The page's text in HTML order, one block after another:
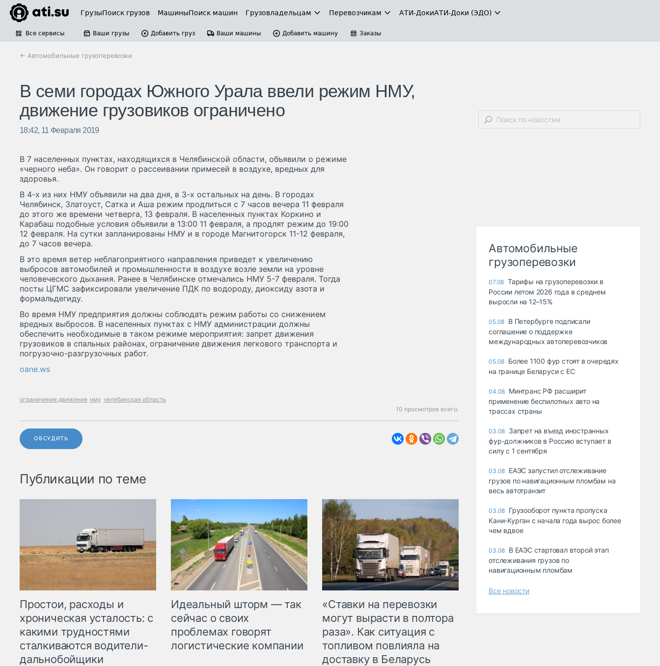
ГрузыПоиск грузов МашиныПоиск машин Грузовладельцам Перевозчикам АТИ-ДокиАТИ-Доки (ЭДО)
Все сервисы Ваши грузы Добавить груз Ваши машины Добавить машину Заказы
← Автомобильные грузоперевозки
В семи городах Южного Урала ввели режим НМУ,
движение грузовиков ограничено
18:42, 11 Февраля 2019
В 7 населенных пунктах, находящихся в Челябинской области, объявили о режиме
«черного неба». Он говорит о рассеивании примесей в воздухе, вредных для
здоровья.
В 4-х из них НМУ объявили на два дня, в 3-х остальных на день. В городах
Челябинск, Златоуст, Сатка и Аша режим продлиться с 7 часов вечера 11 февраля
до этого же времени четверга, 13 февраля. В населенных пунктах Коркино и
Карабаш подобные условия объявили в 13:00 11 февраля, а продлят режим до 19:00
12 февраля. На сутки запланированы НМУ и в городе Магнитогорск 11-12 февраля,
до 7 часов вечера.
В это время ветер неблагоприятного направления приведет к увеличению
выбросов автомобилей и промышленности в воздухе возле земли на уровне
человеческого дыхания. Ранее в Челябинске отмечались НМУ 5-7 февраля. Тогда
посты ЦГМС зафиксировали увеличение ПДК по водороду, диоксиду азота и
формальдегиду.
Во время НМУ предприятия должны соблюдать режим работы со снижением
вредных выбросов. В населенных пунктах с НМУ администрации должны
обеспечить необходимые в таком режиме мероприятия: запрет движения
грузовиков в спальных районах, ограничение движения легкового транспорта и
погрузочно-разгрузочных работ.
oane.ws
ограничение движения нму челябинская область
10 просмотров всего.
ОБСУДИТЬ
Публикации по теме
Простои, расходы и
хроническая усталость: с
какими трудностями
сталкиваются водители-
дальнобойщики
Идеальный шторм — так
сейчас о своих
проблемах говорят
логистические компании
«Ставки на перевозки
могут вырасти в полтора
раза». Как ситуация с
топливом повлияла на
доставку в Беларусь
Автомобильные
грузоперевозки
07.08 Тарифы на грузоперевозки в
России летом 2026 года в среднем
выросли на 12–15%
05.08 В Петербурге подписали
соглашение о поддержке
международных автоперевозчиков
05.08 Более 1100 фур стоят в очередях
на границе Беларуси с ЕС
04.08 Минтранс РФ расширит
применение беспилотных авто на
трассах страны
03.08 Запрет на въезд иностранных
фур-должников в Россию вступает в
силу с 1 сентября
03.08 ЕАЭС запустил отслеживание
грузов по навигационным пломбам на
весь автотранзит
03.08 Грузооборот пункта пропуска
Кани-Курган с начала года вырос более
чем вдвое
03.08 В ЕАЭС стартовал второй этап
отслеживания грузов по
навигационным пломбам
Все новости